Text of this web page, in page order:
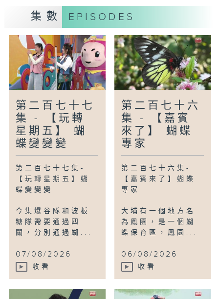
兩隻小老鼠最喜歡的話題就是「便便」！老
鼠爸爸計劃帶他們去動物園，小老鼠十分興
便」，兩隻小老鼠能做到嗎？
編導：吳諾雯
集數 EPISODES
第二百七十七
集 - 【玩轉
星期五】 蝴
蝶變變變
第二百七十七集-
【玩轉星期五】蝴
蝶變變變
今集爆谷隊和波板
糖隊需要通過四
關，分別通過蝴...
07/08/2026
收看
第二百七十六
集 - 【嘉賓
來了】 蝴蝶
專家
第二百七十六集-
【嘉賓來了】蝴蝶
專家
大埔有一個地方名
為鳳園，是一個蝴
蝶保育區，鳳園...
06/08/2026
收看